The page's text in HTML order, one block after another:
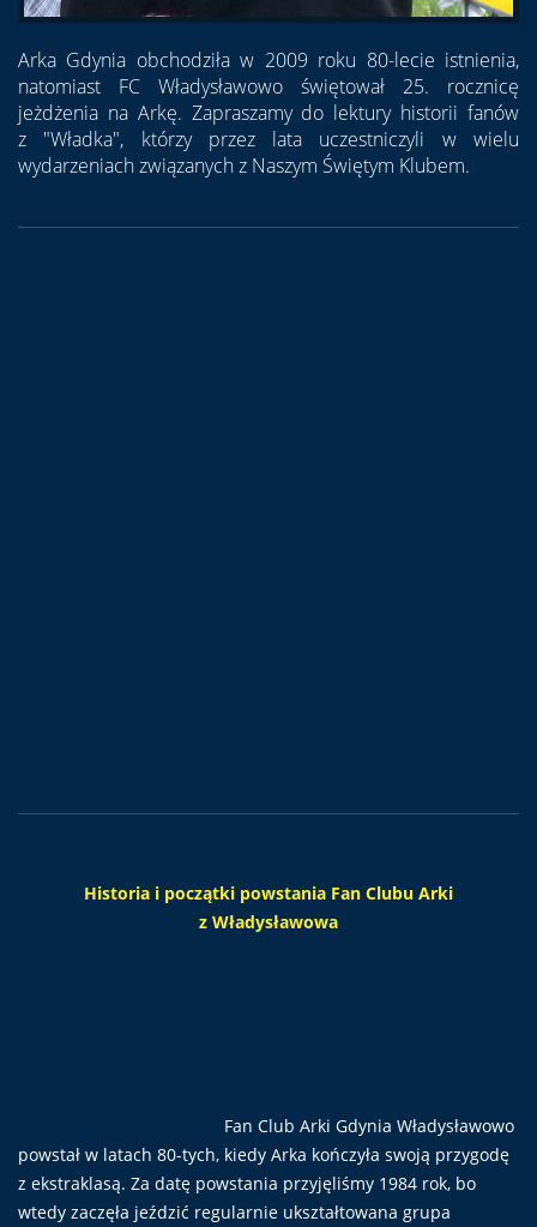
Arka Gdynia obchodziła w 2009 roku 80-lecie istnienia,
natomiast FC Władysławowo świętował 25. rocznicę
jeżdżenia na Arkę. Zapraszamy do lektury historii fanów
z "Władka", którzy przez lata uczestniczyli w wielu
wydarzeniach związanych z Naszym Świętym Klubem.
Historia i początki powstania Fan Clubu Arki
z Władysławowa
Fan Club Arki Gdynia Władysławowo
powstał w latach 80-tych, kiedy Arka kończyła swoją przygodę
z ekstraklasą. Za datę powstania przyjęliśmy 1984 rok, bo
wtedy zaczęła jeździć regularnie ukształtowana grupa